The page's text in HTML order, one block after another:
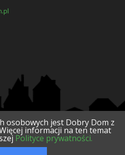
osobowych jest Dobry Dom z
informacji na ten temat
Polityce prywatności.